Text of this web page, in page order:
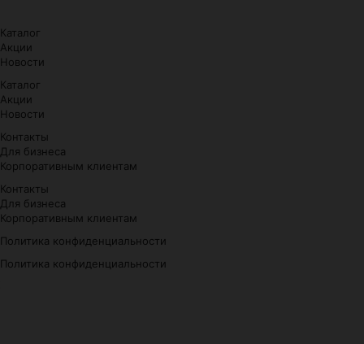
Каталог
Акции
Новости
Каталог
Акции
Новости
Контакты
Для бизнеса
Корпоративным клиентам
Контакты
Для бизнеса
Корпоративным клиентам
Политика конфиденциальности
Политика конфиденциальности